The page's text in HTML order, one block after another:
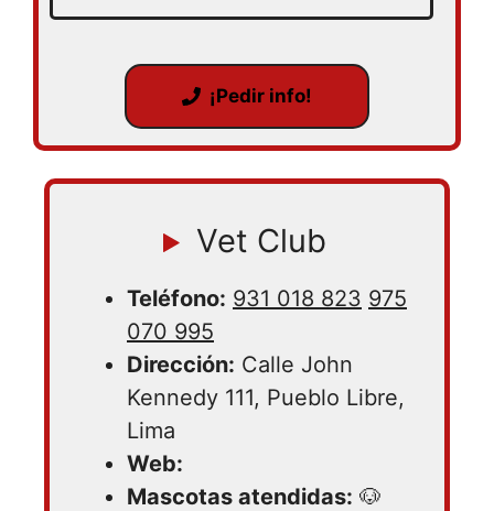
¡Pedir info!
Vet Club
Teléfono: 931 018 823 975
070 995
Dirección: Calle John
Kennedy 111, Pueblo Libre,
Lima
Web:
Mascotas atendidas: 🐶